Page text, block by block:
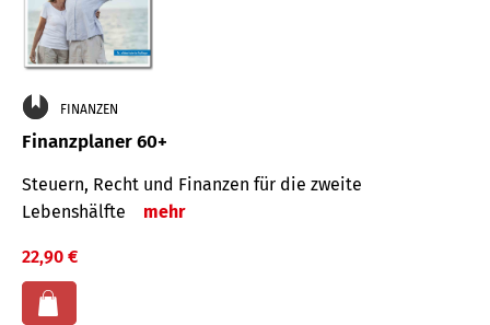
FINANZEN
Finanzplaner 60+
Steuern, Recht und Finanzen für die zweite
Lebenshälfte
mehr
22,90 €